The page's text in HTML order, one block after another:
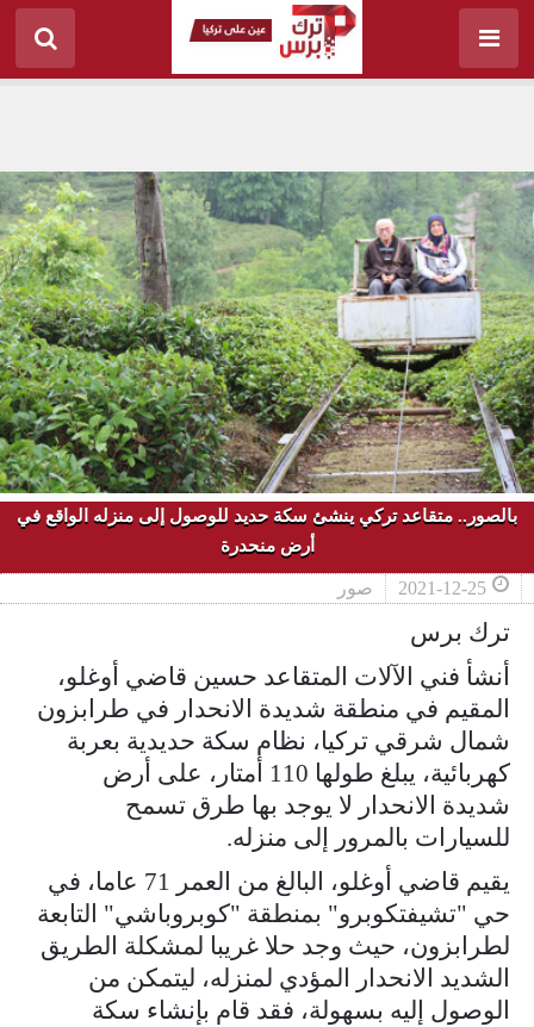
بالصور.. متقاعد تركي ينشئ سكة حديد للوصول إلى منزله الواقع في
أرض منحدرة
2021-12-25 صور
ترك برس
أنشأ فني الآلات المتقاعد حسين قاضي أوغلو،
المقيم في منطقة شديدة الانحدار في طرابزون
شمال شرقي تركيا، نظام سكة حديدية بعربة
كهربائية، يبلغ طولها 110 أمتار، على أرض
شديدة الانحدار لا يوجد بها طرق تسمح
للسيارات بالمرور إلى منزله.
يقيم قاضي أوغلو، البالغ من العمر 71 عاما، في
حي "تشيفتكوبرو" بمنطقة "كوبروباشي" التابعة
لطرابزون، حيث وجد حلا غريبا لمشكلة الطريق
الشديد الانحدار المؤدي لمنزله، ليتمكن من
الوصول إليه بسهولة، فقد قام بإنشاء سكة